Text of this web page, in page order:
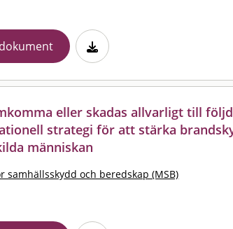
eller skadas allvarligt till
strategi för att stärka
människan
samhällsskydd och beredskap (MSB)